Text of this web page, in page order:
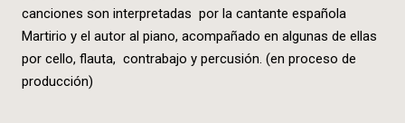
canciones son interpretadas por la cantante española
Martirio y el autor al piano, acompañado en algunas de ellas
por cello, flauta, contrabajo y percusión. (en proceso de
producción)